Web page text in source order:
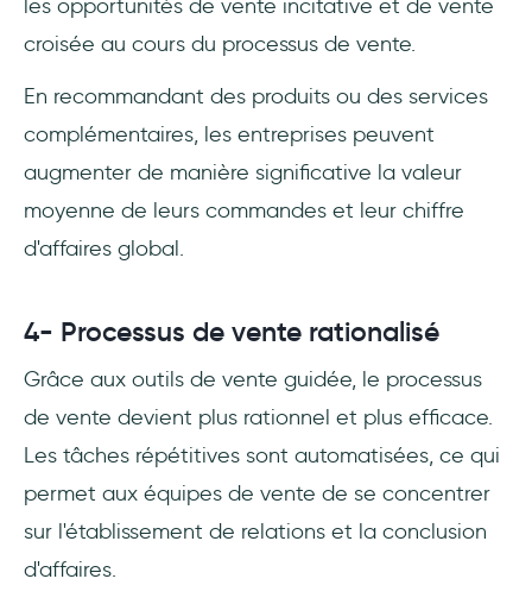
les opportunités de vente incitative et de vente
croisée au cours du processus de vente.
En recommandant des produits ou des services
complémentaires, les entreprises peuvent
augmenter de manière significative la valeur
moyenne de leurs commandes et leur chiffre
d'affaires global.
4- Processus de vente rationalisé
Grâce aux outils de vente guidée, le processus
de vente devient plus rationnel et plus efficace.
Les tâches répétitives sont automatisées, ce qui
permet aux équipes de vente de se concentrer
sur l'établissement de relations et la conclusion
d'affaires.